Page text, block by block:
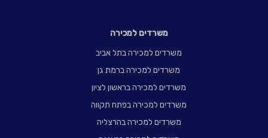
משרדים למכירה
משרדים למכירה בתל אביב
משרדים למכירה ברמת גן
משרדים למכירה בראשון לציון
משרדים למכירה בפתח תקווה
משרדים למכירה בהרצליה